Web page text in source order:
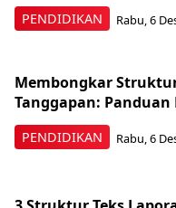
PENDIDIKAN Rabu, 6
PENDIDIKAN
Membongkar
Tanggapan:
Rabu, 6